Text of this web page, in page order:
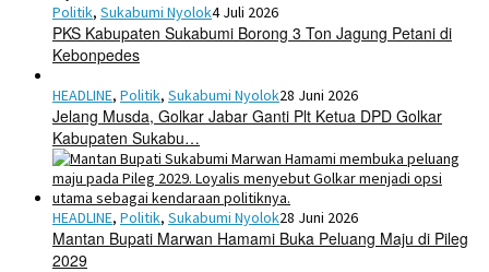
Politik, Sukabumi Nyolok4 Juli 2026
PKS Kabupaten Sukabumi Borong 3 Ton Jagung Petani di
Kebonpedes
HEADLINE, Politik, Sukabumi Nyolok28 Juni 2026
Jelang Musda, Golkar Jabar Ganti Plt Ketua DPD Golkar
Kabupaten Sukabu…
HEADLINE, Politik, Sukabumi Nyolok28 Juni 2026
Mantan Bupati Marwan Hamami Buka Peluang Maju di Pileg
2029